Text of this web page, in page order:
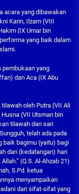
acara yang dibawakan
Karin, Ilzam (VIII
(IX Umar bin
yang baik dalam
pembukaan yang
dan Aca (IX Abu
oleh Putra (VII Ali
(VII Utsman bin
tilawah dan sari
telah ada pada
baik bagimu (yaitu) bagi
dan (kedatangan) hari
(Q.S. Al-Ahzab 21)
S.Pd. ketua
menyampaikan
dari sifat-sifat yang